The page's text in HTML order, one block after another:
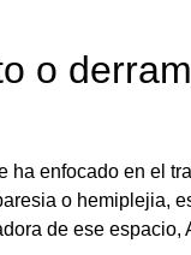
o
ha enfocado en el
o hemiplejia,
de ese espacio,